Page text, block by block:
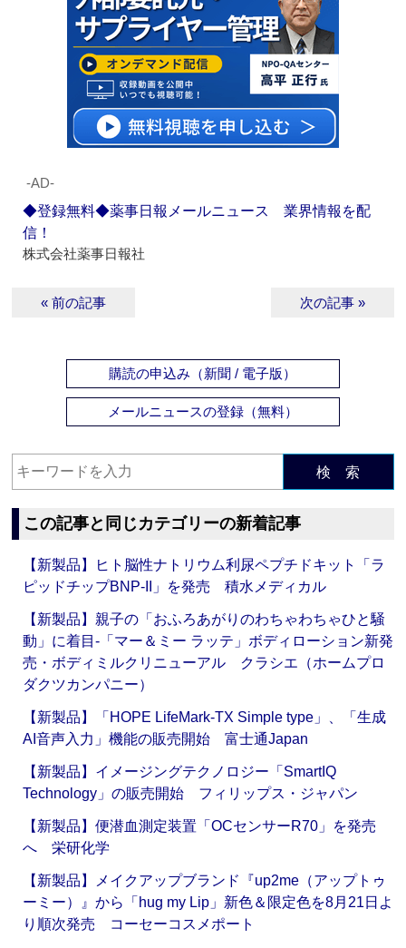
‐AD‐
◆登録無料◆薬事日報メールニュース 業界情報を配
信！
株式会社薬事日報社
« 前の記事 次の記事 »
購読の申込み（新聞 / 電子版）
メールニュースの登録（無料）
検 索
この記事と同じカテゴリーの新着記事
【新製品】ヒト脳性ナトリウム利尿ペプチドキット「ラ
ピッドチップBNP-II」を発売 積水メディカル
【新製品】親子の「おふろあがりのわちゃわちゃひと騒
動」に着目‐「マー＆ミー ラッテ」ボディローション新発
売・ボディミルクリニューアル クラシエ（ホームプロ
ダクツカンパニー）
【新製品】「HOPE LifeMark-TX Simple type」、「生成
AI音声入力」機能の販売開始 富士通Japan
【新製品】イメージングテクノロジー「SmartIQ
Technology」の販売開始 フィリップス・ジャパン
【新製品】便潜血測定装置「OCセンサーR70」を発売
へ 栄研化学
【新製品】メイクアップブランド『up2me（アップトゥ
ーミー）』から「hug my Lip」新色＆限定色を8月21日よ
り順次発売 コーセーコスメポート